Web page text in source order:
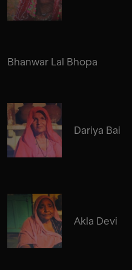
Bhanwar Lal Bhopa
Dariya Bai
Akla Devi